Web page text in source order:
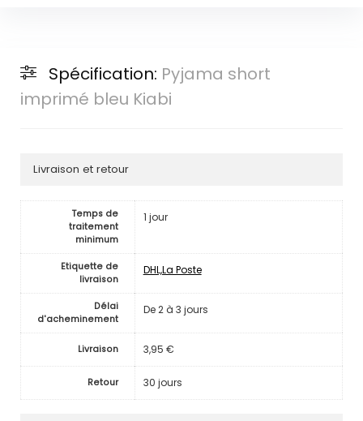
Spécification: Pyjama short
imprimé bleu Kiabi
Livraison et retour
Temps de
traitement
minimum
1 jour
Etiquette de
livraison
DHL,La Poste
Délai
d'acheminement
De 2 à 3 jours
Livraison 3,95 €
Retour 30 jours